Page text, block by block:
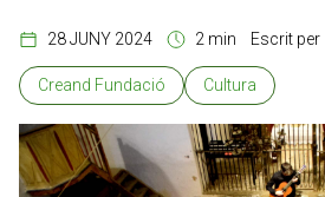
28 JUNY 2024 2 min Escrit per
Creand Fundació Cultura